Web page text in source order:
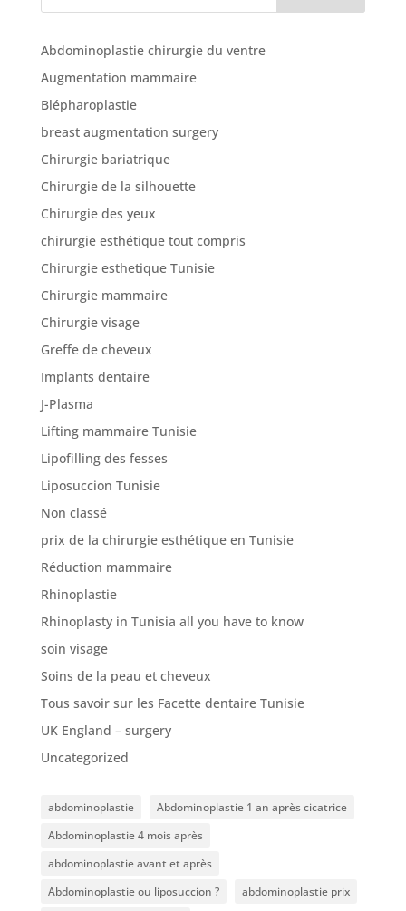
Abdominoplastie chirurgie du ventre
Augmentation mammaire
Blépharoplastie
breast augmentation surgery
Chirurgie bariatrique
Chirurgie de la silhouette
Chirurgie des yeux
chirurgie esthétique tout compris
Chirurgie esthetique Tunisie
Chirurgie mammaire
Chirurgie visage
Greffe de cheveux
Implants dentaire
J-Plasma
Lifting mammaire Tunisie
Lipofilling des fesses
Liposuccion Tunisie
Non classé
prix de la chirurgie esthétique en Tunisie
Réduction mammaire
Rhinoplastie
Rhinoplasty in Tunisia all you have to know
soin visage
Soins de la peau et cheveux
Tous savoir sur les Facette dentaire Tunisie
UK England – surgery
Uncategorized
abdominoplastie
Abdominoplastie 1 an après cicatrice
Abdominoplastie 4 mois après
abdominoplastie avant et après
Abdominoplastie ou liposuccion ?
abdominoplastie prix